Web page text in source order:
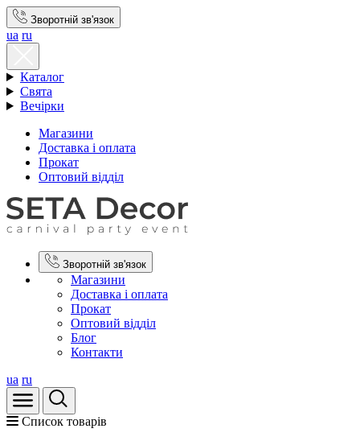
Зворотній зв'язок
ua ru
Каталог
Свята
Вечірки
Магазини
Доставка і оплата
Прокат
Оптовий відділ
Зворотній зв'язок
Магазини
Доставка і оплата
Прокат
Оптовий відділ
Блог
Контакти
ua ru
Список товарів